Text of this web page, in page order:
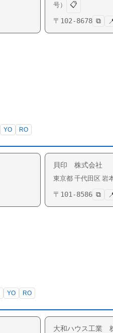
号）
📋
〒 102-8678 ⧉
YO RO
貝印 株式会社
東京都 千代田区 岩
〒 101-8586 ⧉
YO RO
大和ハウス工業